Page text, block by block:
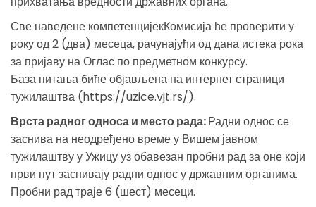
Све наведене компетенцијекКомисија ће проверити у
року од 2 (два) месеца, рачунајући од дана истека рока
за пријаву на Оглас по предметном конкурсу.
База питања биће објављена на интернет страници
тужилаштва (https://uzice.vjt.rs/).
Врста радног односа и место рада:Радни однос се
заснива на неодређено време у Вишем јавном
тужилаштву у Ужицу уз обавезан пробни рад за оне који
први пут заснивају радни однос у државним органима.
Пробни рад траје 6 (шест) месеци.